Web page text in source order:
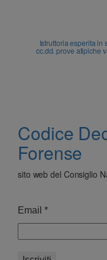
Istruttoria esperita
cc.dd. prove atipiche
Codice
Forense
sito web del Consiglio
Email *